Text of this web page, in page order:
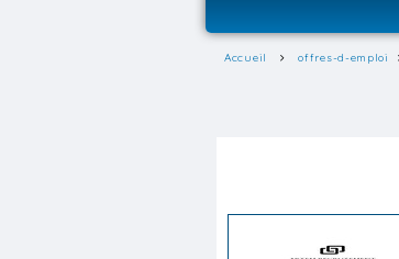
Accueil offres-d-emploi